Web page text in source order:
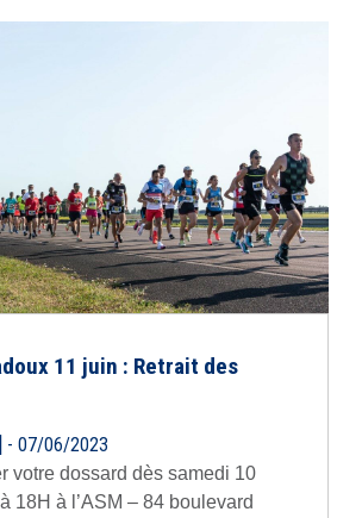
11 juin : Retrait des
- 07/06/2023
votre dossard dès samedi 10
18H à l’ASM – 84 boulevard